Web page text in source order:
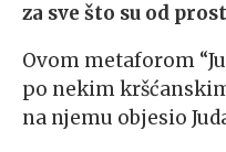
za sve što su od
Ovom metaforom
po nekim
na njemu objesio